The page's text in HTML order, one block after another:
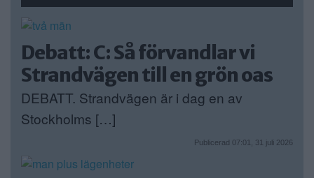
Debatt: C: Så förvandlar vi
Strandvägen till en grön oas
DEBATT. Strandvägen är i dag en av
Stockholms […]
Publicerad 07:01, 31 juli 2026